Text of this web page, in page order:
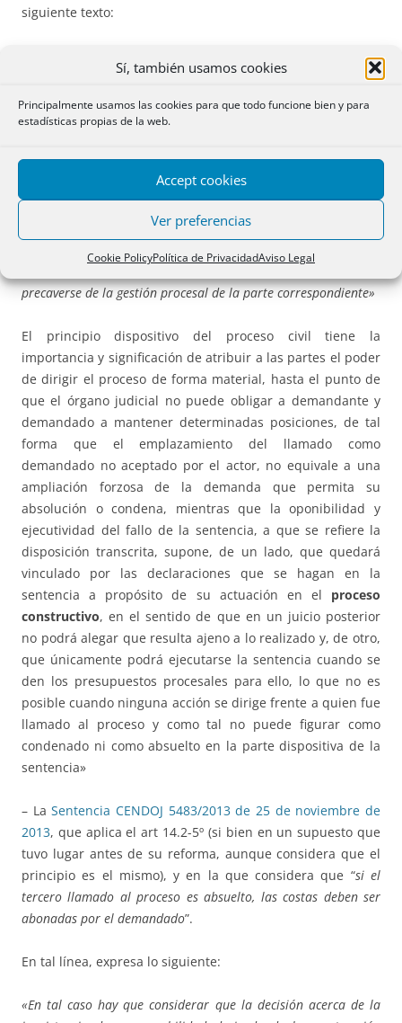
Sí, también usamos cookies
Principalmente usamos las cookies para que todo funcione bien y para
estadísticas propias de la web.
Accept cookies
Ver preferencias
Cookie PolicyPolítica de PrivacidadAviso Legal
siguiente texto:
«Que el tercero pueda actuar como parte demandada significa
que su posición formal es la de una parte, aunque no desde el
punto de vista material porque no ha sido demandado- por lo
que tendrá las oportunidades de
situación del tercero que no ha sido demandado es la posición
de quien está al cuidado del litigio, como sujeto interesado al
que, sin soportar la acción, la LEC le permite una actividad en
el proceso dirigida a conseguir que este tenga un resultado lo
precaverse de la gestión procesal de la parte correspondiente»
El principio dispositivo del proceso civil tiene la
importancia y significación de atribuir a las partes el poder
de dirigir el proceso de forma material, hasta el punto de
que el órgano judicial no puede obligar a demandante y
demandado a mantener determinadas posiciones, de tal
forma que el emplazamiento del llamado como
demandado no aceptado por el actor, no equivale a una
ampliación forzosa de la demanda que permita su
absolución o condena, mientras que la oponibilidad y
ejecutividad del fallo de la sentencia, a que se refiere la
disposición transcrita, supone, de un lado, que quedará
vinculado por las declaraciones que se hagan en la
sentencia a propósito de su actuación en el proceso
constructivo, en el sentido de que en un juicio posterior
no podrá alegar que resulta ajeno a lo realizado y, de otro,
que únicamente podrá ejecutarse la sentencia cuando se
den los presupuestos procesales para ello, lo que no es
posible cuando ninguna acción se dirige frente a quien fue
llamado al proceso y como tal no puede figurar como
condenado ni como absuelto en la parte dispositiva de la
sentencia»
– LaSentencia CENDOJ 5483/2013 de 25 de noviembre de
2013, que aplica el art 14.2-5º (si bien en un supuesto que
tuvo lugar antes de su reforma, aunque considera que el
principio es el mismo), y en la que considera que “si el
tercero llamado al proceso es absuelto, las costas deben ser
abonadas por el demandado”.
En tal línea, expresa lo siguiente:
«En tal caso hay que considerar que la decisión acerca de la